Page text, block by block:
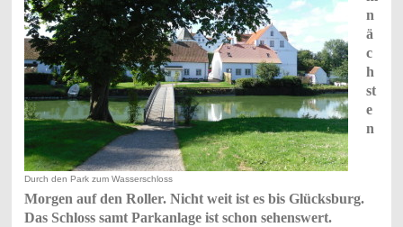
Durch den Park zum Wasserschloss
n
ä
c
h
st
e
n
Morgen auf den Roller. Nicht weit ist es bis Glücksburg.
Das Schloss samt Parkanlage ist schon sehenswert.